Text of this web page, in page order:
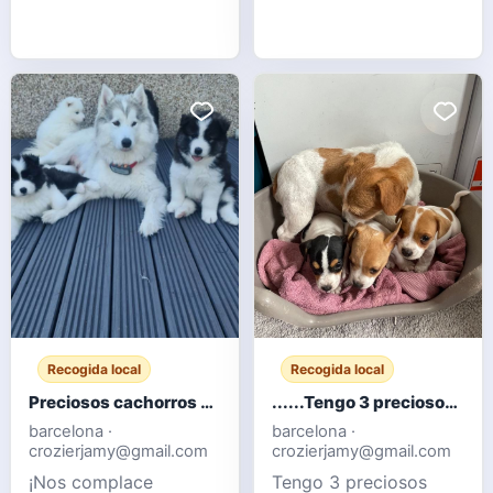
ejemplares blancos,
grises y moteados.
Aves sanas, criadas en
palomar y
acostumbradas a
convivir en grupo.
Ideales para
aficionados, criadores
o para ampliar un
palomar de orna
Recogida local
Preciosos cachorros Samoyedo
barcelona ·
crozierjamy@gmail.com
¡Nos complace
Recogida local
......Tengo 3 preciosos cachorros Jack Russell listos para sus nuevos hogares.
barcelona ·
crozierjamy@gmail.com
Tengo 3 preciosos